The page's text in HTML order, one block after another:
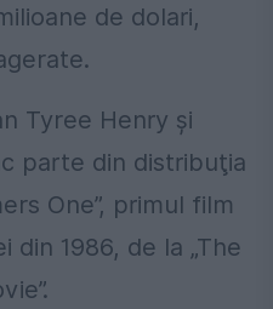
de dolari,
Tyree Henry şi
parte din distribuţia
One”, primul film
din 1986, de la „The